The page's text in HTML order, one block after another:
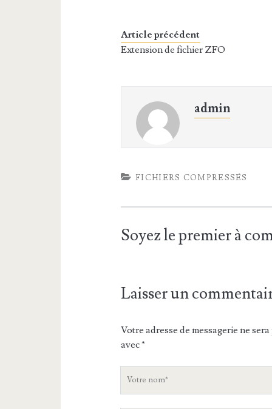
Article précédent
Extension de fichier ZFO
admin
FICHIERS COMPRESSÉS
Soyez le premier à
Laisser un
Votre adresse de messagerie ne
avec*
V